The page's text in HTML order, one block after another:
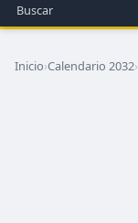
Buscar
Inicio›Calendario 2032›